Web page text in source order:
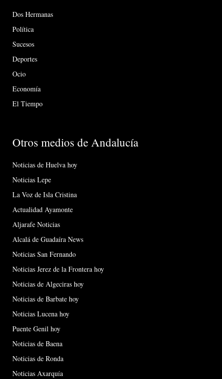
Dos Hermanas
Política
Sucesos
Deportes
Ocio
Economía
El Tiempo
Otros medios de Andalucía
Noticias de Huelva hoy
Noticias Lepe
La Voz de Isla Cristina
Actualidad Ayamonte
Aljarafe Noticias
Alcalá de Guadaíra News
Noticias San Fernando
Noticias Jerez de la Frontera hoy
Noticias de Algeciras hoy
Noticias de Barbate hoy
Noticias Lucena hoy
Puente Genil hoy
Noticias de Baena
Noticias de Ronda
Noticias Axarquía